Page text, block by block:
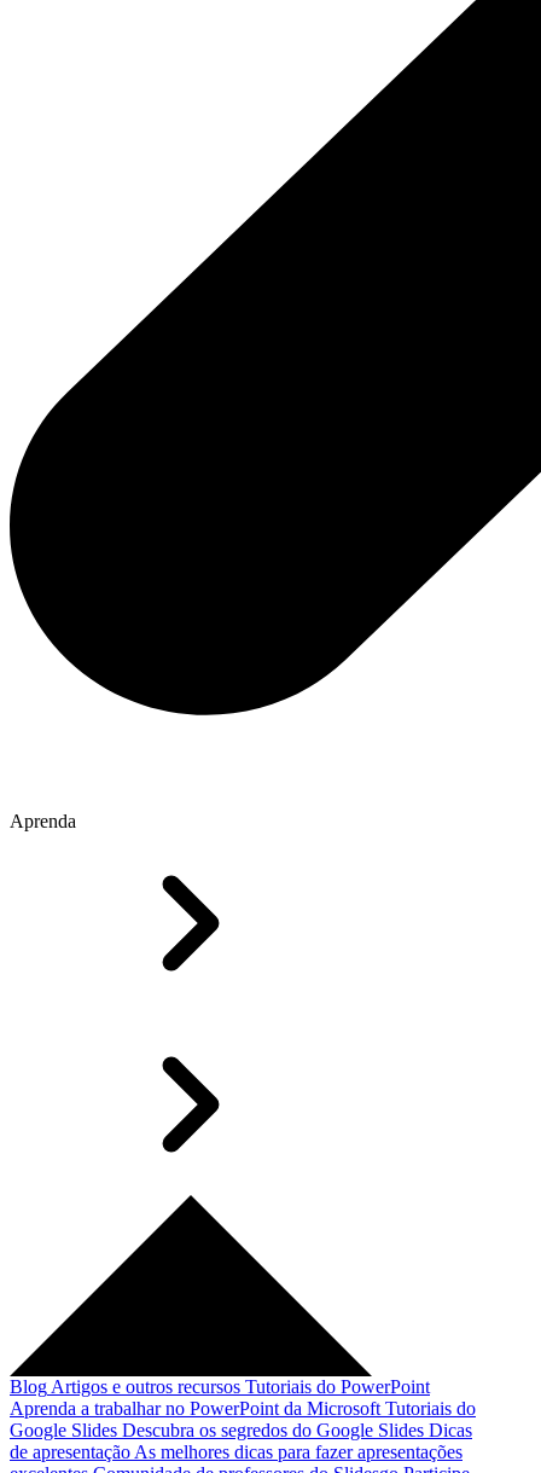
Aprenda
Blog Artigos e outros recursos Tutoriais do PowerPoint
Aprenda a trabalhar no PowerPoint da Microsoft Tutoriais do
Google Slides Descubra os segredos do Google Slides Dicas
de apresentação As melhores dicas para fazer apresentações